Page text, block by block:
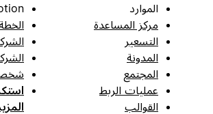
الموارد
مركز المساعدة
التسعير
المدونة
المجتمع
عمليات الربط
القوالب
Notion لأجل
الخطة
الشركات
الشركات
شخصي
استكشف
المزيد →